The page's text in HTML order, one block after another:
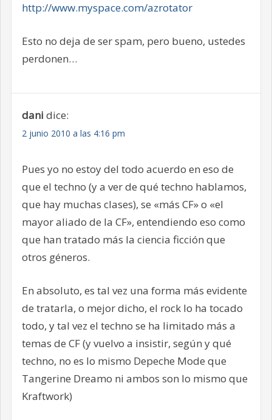
http://www.myspace.com/azrotator
Esto no deja de ser spam, pero bueno, ustedes
perdonen…
dani dice:
2 junio 2010 a las 4:16 pm
Pues yo no estoy del todo acuerdo en eso de
que el techno (y a ver de qué techno hablamos,
que hay muchas clases), se «más CF» o «el
mayor aliado de la CF», entendiendo eso como
que han tratado más la ciencia ficción que
otros géneros.
En absoluto, es tal vez una forma más evidente
de tratarla, o mejor dicho, el rock lo ha tocado
todo, y tal vez el techno se ha limitado más a
temas de CF (y vuelvo a insistir, según y qué
techno, no es lo mismo Depeche Mode que
Tangerine Dreamo ni ambos son lo mismo que
Kraftwork)